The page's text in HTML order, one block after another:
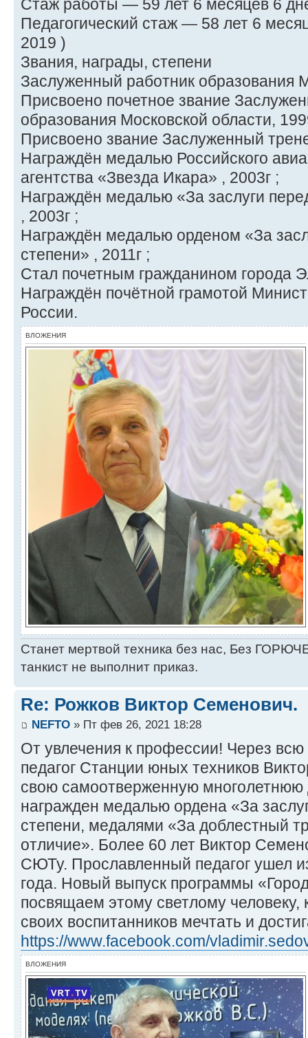
Стаж работы — 59 лет 6 месяцев 6
Педагогический стаж — 58 лет 6
2019 )
Звания, награды, степени
Заслуженный работник образования
Присвоено почетное звание
образования Московской области,
Присвоено звание Заслуженный
Награждён медалью Российского
агентства «Звезда Икара» , 2003г ;
Награждён медалью «За заслуги
, 2003г ;
Награждён медалью орденом «За
степени» , 2011г ;
Стал почетным гражданином города
Награждён почётной грамотой
России.
ВЛОЖЕНИЯ
Станет мертвой техника без нас, Без
танкист не выполнит приказ.
Re: Рожков Виктор Семенович.
NEFTO » Пт фев 26, 2021 18:28
От увлечения к профессии! Через всю
педагог Станции юных техников
свою самоотверженную многолетнюю
награжден медалью ордена «За
степени, медалями «За доблестный
отличие». Более 60 лет Виктор
СЮТу. Прославленный педагог ушел
года. Новый выпуск программы
посвящаем этому светлому человеку,
своих воспитанников мечтать и
https://www.facebook.com/
ВЛОЖЕНИЯ